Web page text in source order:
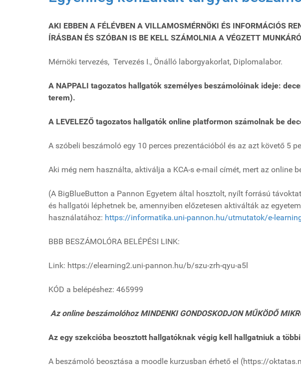
AKI EBBEN A FÉLÉVBEN A VILLAMOSMÉRNÖKI ÉS INFORMÁCIÓS
ÍRÁSBAN ÉS SZÓBAN IS BE KELL SZÁMOLNIA A VÉGZETT
Mérnöki tervezés, Tervezés I., Önálló laborgyakorlat, Diplomalabor.
A NAPPALI tagozatos hallgatók személyes beszámolóinak ideje:
terem).
A LEVELEZŐ tagozatos hallgatók online platformon számolnak be
A szóbeli beszámoló egy 10 perces prezentációból és az azt követő 5
Aki még nem használta, aktiválja a KCA-s e-mail címét, mert az
(A BigBlueButton a Pannon Egyetem által hosztolt, nyílt forrású
és hallgatói léphetnek be, amennyiben előzetesen aktiválták az
használatához: https://informatika.uni-pannon.hu/utmutatok/e-
BBB BESZÁMOLÓRA BELÉPÉSI LINK:
Link: https://elearning2.uni-pannon.hu/b/szu-zrh-qyu-a5l
KÓD a belépéshez: 465999
Az online beszámolóhoz MINDENKI GONDOSKODJON MŰKÖDŐ
Az egy szekcióba beosztott hallgatóknak végig kell hallgatniuk a
A beszámoló beosztása a moodle kurzusban érhető el (https://